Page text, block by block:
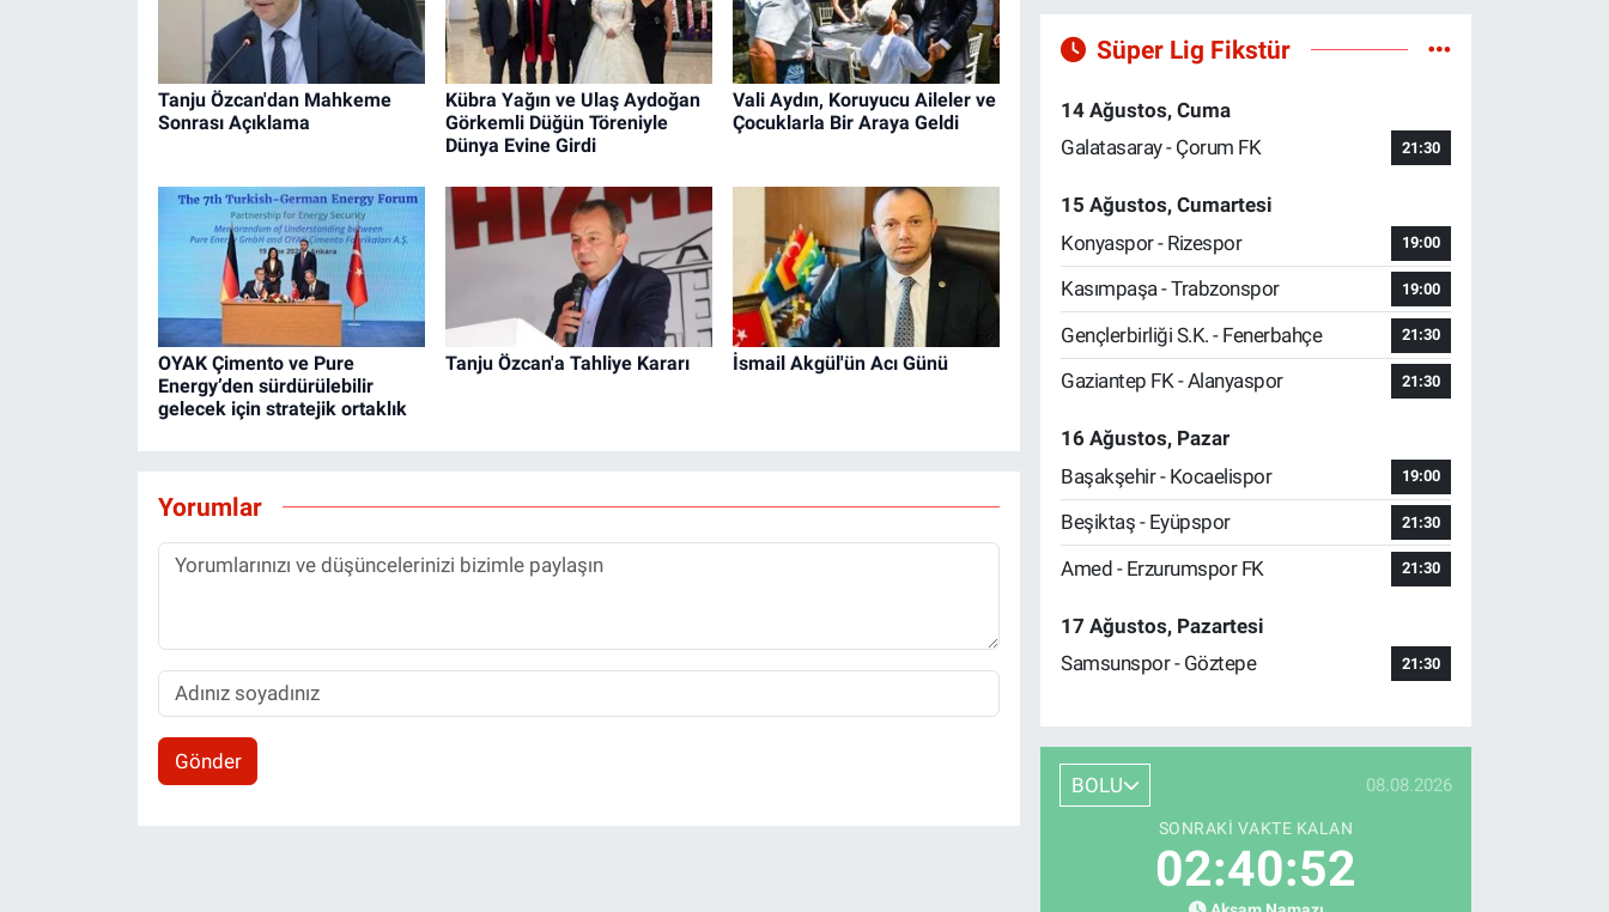
Tanju Özcan'dan Mahkeme
Sonrası Açıklama
Kübra Yağın ve Ulaş Aydoğan
Görkemli Düğün Töreniyle
Dünya Evine Girdi
Vali Aydın, Koruyucu Aileler ve
Çocuklarla Bir Araya Geldi
OYAK Çimento ve Pure
Energy’den sürdürülebilir
gelecek için stratejik ortaklık
Tanju Özcan'a Tahliye Kararı İsmail Akgül'ün Acı Günü
Yorumlar
Gönder
Süper Lig Fikstür
14 Ağustos, Cuma
Galatasaray - Çorum FK
21:30
15 Ağustos, Cumartesi
Konyaspor - Rizespor
19:00
Kasımpaşa - Trabzonspor 19:00
Gençlerbirliği S.K. - Fenerbahçe 21:30
Gaziantep FK - Alanyaspor 21:30
16 Ağustos, Pazar
Başakşehir - Kocaelispor
19:00
Beşiktaş - Eyüpspor 21:30
Amed - Erzurumspor FK 21:30
17 Ağustos, Pazartesi
Samsunspor - Göztepe
21:30
BOLU 08.08.2026
SONRAKI VAKTE KALAN
02:40:51